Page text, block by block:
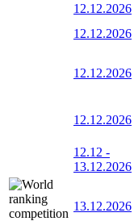
12.12.2026
12.12.2026
12.12.2026
12.12.2026
12.12 -
13.12.2026
13.12.2026